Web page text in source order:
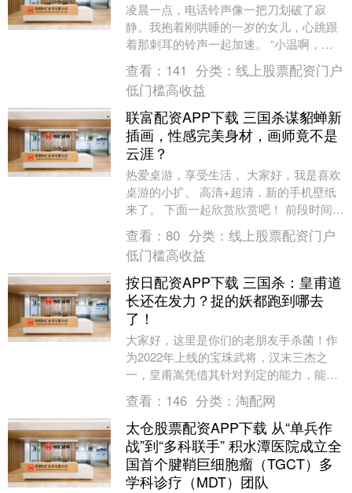
凌晨一点，电话铃声像一把刀划破了寂
静。我抱着刚哄睡的一岁的女儿，心跳跟
着那刺耳的铃声一起加速。 “小温啊，你
妈突然胸闷，昏过去了！小磊是不是到家
了？快让他开车送....
查看： 141 分类： 线上股票配资门户
低门槛高收益
联富配资APP下载 三国杀谋貂蝉新
插画，性感完美身材，画师竟不是
云涯？
热爱桌游，享受生活， 大家好，我是喜欢
桌游的小扩。 高清+超清，新的手机壁纸
来了。 下面一起欣赏欣赏吧！ 前段时间看
到谋貂蝉新插画， 还以为是谋貂蝉新皮
肤。 风....
查看： 80 分类： 线上股票配资门户
低门槛高收益
按日配资APP下载 三国杀：皇甫道
长还在发力？捉的妖都跑到哪去
了！
大家好，这里是你们的老朋友手杀菌！作
为2022年上线的宝珠武将，汉末三杰之
一，皇甫嵩凭借其针对判定的能力，能够
在斗地主模式之中狠狠逮捕神郭嘉，因此
被广大小伙伴亲....
查看： 146 分类： 淘配网
太仓股票配资APP下载 从“单兵作
战”到“多科联手” 积水潭医院成立全
国首个腱鞘巨细胞瘤（TGCT）多
学科诊疗（MDT）团队